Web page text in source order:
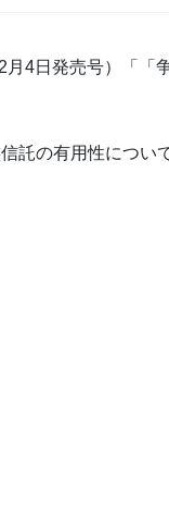
月4日発売号）「
託の有用性につい